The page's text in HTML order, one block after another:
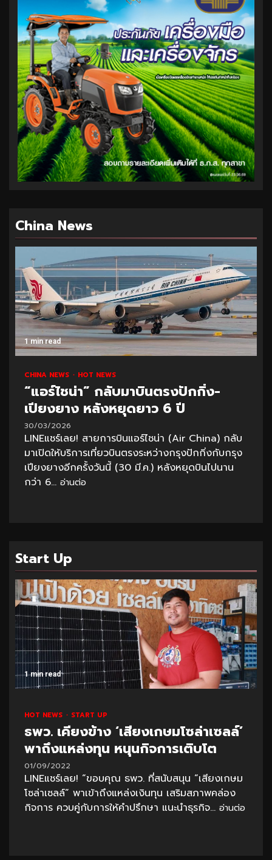
China News
1 min read
CHINA NEWS HOT NEWS
“แอร์ไชน่า” กลับมาบินตรงปักกิ่ง-
เปียงยาง หลังหยุดยาว 6 ปี
30/03/2026
LINEแชร์เลย! สายการบินแอร์ไชน่า (Air China) กลับ
มาเปิดให้บริการเที่ยวบินตรงระหว่างกรุงปักกิ่งกับกรุง
เปียงยางอีกครั้งวันนี้ (30 มี.ค.) หลังหยุดบินไปนาน
กว่า 6... อ่านต่อ
Start Up
1 min read
HOT NEWS START UP
ธพว. เคียงข้าง ‘เสียงเกษมโซล่าเซลล์’
พาถึงแหล่งทุน หนุนกิจการเติบโต
01/09/2022
LINEแชร์เลย! “ขอบคุณ ธพว. ที่สนับสนุน “เสียงเกษม
โซล่าเซลล์” พาเข้าถึงแหล่งเงินทุน เสริมสภาพคล่อง
กิจการ ควบคู่กับการให้คำปรึกษา แนะนำธุรกิจ... อ่านต่อ